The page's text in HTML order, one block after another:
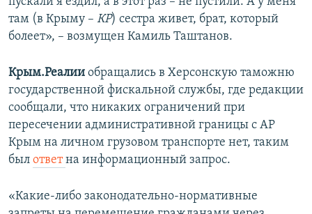
там (в Крыму – КР) сестра живет, брат, который
болеет», – возмущен Камиль Таштанов.
Крым.Реалии обращались в Херсонскую таможню
государственной фискальной службы, где редакции
сообщали, что никаких ограничений при
пересечении административной границы с АР
Крым на личном грузовом транспорте нет, таким
был ответна информационный запрос.
«Какие-либо законодательно-нормативные